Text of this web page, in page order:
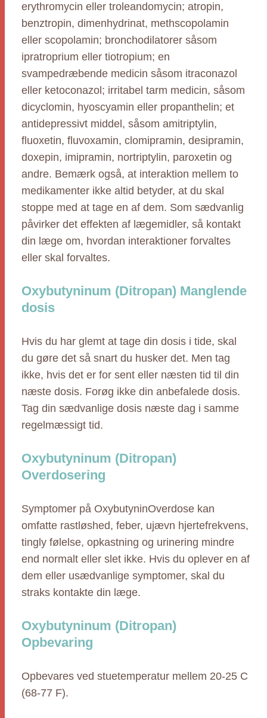
erythromycin eller troleandomycin; atropin,
benztropin, dimenhydrinat, methscopolamin
eller scopolamin; bronchodilatorer såsom
ipratroprium eller tiotropium; en
svampedræbende medicin såsom itraconazol
eller ketoconazol; irritabel tarm medicin, såsom
dicyclomin, hyoscyamin eller propanthelin; et
antidepressivt middel, såsom amitriptylin,
fluoxetin, fluvoxamin, clomipramin, desipramin,
doxepin, imipramin, nortriptylin, paroxetin og
andre. Bemærk også, at interaktion mellem to
medikamenter ikke altid betyder, at du skal
stoppe med at tage en af dem. Som sædvanlig
påvirker det effekten af lægemidler, så kontakt
din læge om, hvordan interaktioner forvaltes
eller skal forvaltes.
Oxybutyninum (Ditropan) Manglende
dosis
Hvis du har glemt at tage din dosis i tide, skal
du gøre det så snart du husker det. Men tag
ikke, hvis det er for sent eller næsten tid til din
næste dosis. Forøg ikke din anbefalede dosis.
Tag din sædvanlige dosis næste dag i samme
regelmæssigt tid.
Oxybutyninum (Ditropan)
Overdosering
Symptomer på OxybutyninOverdose kan
omfatte rastløshed, feber, ujævn hjertefrekvens,
tingly følelse, opkastning og urinering mindre
end normalt eller slet ikke. Hvis du oplever en af
dem eller usædvanlige symptomer, skal du
straks kontakte din læge.
Oxybutyninum (Ditropan)
Opbevaring
Opbevares ved stuetemperatur mellem 20-25 C
(68-77 F).